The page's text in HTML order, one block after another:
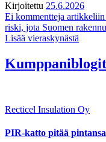
Kirjoitettu 25.6.2026
Ei kommentteja artikkeliin
riski, jota Suomen
Lisää vieraskynästä
Kumppaniblogit
Recticel Insulation Oy
PIR-katto pitää